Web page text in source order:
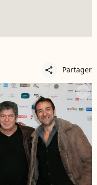
share Partager